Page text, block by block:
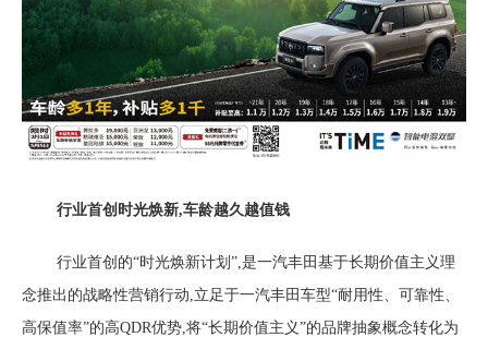
行业首创时光焕新,车龄越久越值钱
行业首创的“时光焕新计划”,是一汽丰田基于长期价值主义理
念推出的战略性营销行动,立足于一汽丰田车型“耐用性、可靠性、
高保值率”的高QDR优势,将“长期价值主义”的品牌抽象概念转化为